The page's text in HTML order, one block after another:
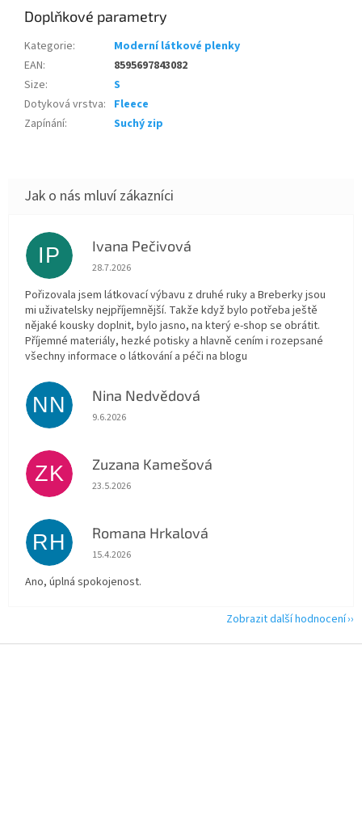
Doplňkové parametry
Kategorie:
Moderní látkové plenky
EAN:
8595697843082
Size:
S
Dotyková vrstva: Fleece
Zapínání: Suchý zip
IP Ivana Pečivová
Hodnocení obchodu je 5 z 5 hvězdiček.
28.7.2026
Pořizovala jsem látkovací výbavu z druhé ruky a Breberky jsou
mi uživatelsky nejpříjemnější. Takže když bylo potřeba ještě
nějaké kousky doplnit, bylo jasno, na který e-shop se obrátit.
Příjemné materiály, hezké potisky a hlavně cením i rozepsané
všechny informace o látkování a péči na blogu
NN Nina Nedvědová
Hodnocení obchodu je 5 z 5 hvězdiček.
9.6.2026
ZK Zuzana Kamešová
Hodnocení obchodu je 5 z 5 hvězdiček.
23.5.2026
RH Romana Hrkalová
Hodnocení obchodu je 5 z 5 hvězdiček.
15.4.2026
Ano, úplná spokojenost.
Zobrazit další hodnocení